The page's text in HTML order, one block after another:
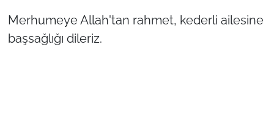
Merhumeye Allah'tan rahmet, kederli ailesine
başsağlığı dileriz.
Bölge